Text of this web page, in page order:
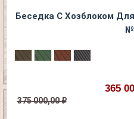
Беседка С Хозблоком
№
365
375 000,00 ₽